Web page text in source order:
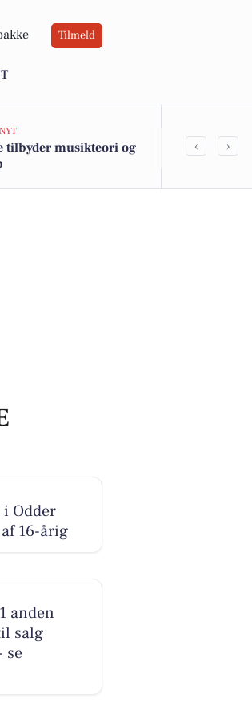
Tilmeld
tilbyder musikteori og
Odder
‹ ›
i Odder
16-årig
anden
salg
se